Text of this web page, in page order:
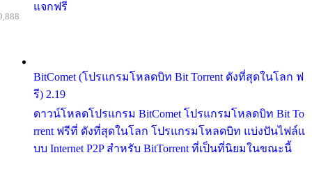
แจกฟรี
BitComet (โปรแกรมโหลดบิท Bit Torrent ดังที่สุดในโลก ฟ
รี) 2.19
ดาวน์โหลดโปรแกรม BitComet โปรแกรมโหลดบิท Bit To
rrent ฟรีที่ ดังที่สุดในโลก โปรแกรมโหลดบิท แบ่งปันไฟล์แ
บบ Internet P2P สำหรับ BitTorrent ที่เป็นที่นิยมในขณะนี้